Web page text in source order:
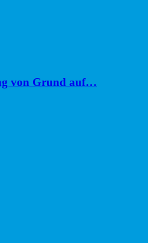
von Grund auf…